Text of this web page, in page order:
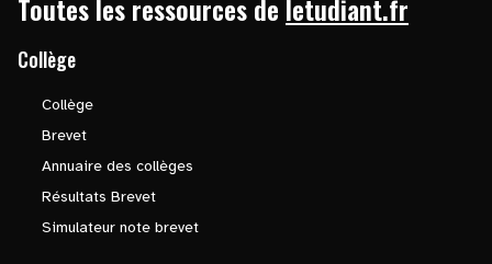
Toutes les ressources de letudiant.fr
Collège
Collège
Brevet
Annuaire des collèges
Résultats Brevet
Simulateur note brevet